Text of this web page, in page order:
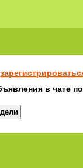
в чате